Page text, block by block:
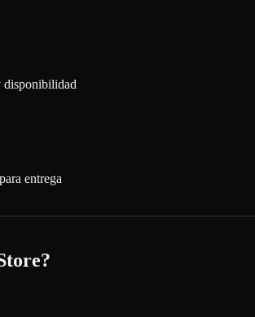
disponibilidad
entrega